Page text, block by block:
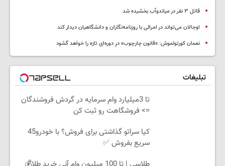
قاتل ٣ نفر در میاندوآب بخشیده شد
اوجالان می‌تواند در امرالی با روزنامه‌نگاران و دانشگاهیان دیدار کند
نعمان کورتولموش: «قانون چارچوب» درِ دوره‌ای تازه را خواهد گشود
تبلیغات
تا 3میلیارد وام سرمایه در گردش فروشندگان
=> فروشگاهت رو ثبت کن
کیا سراتو گذاشتی برای فروش؟ با خودرو45
سریع بفروش ✅